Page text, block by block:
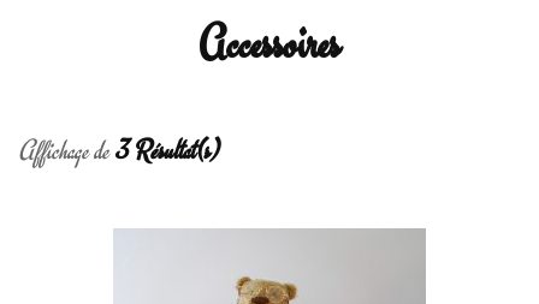
Accessoires
Affichage de3 Résultat(s)